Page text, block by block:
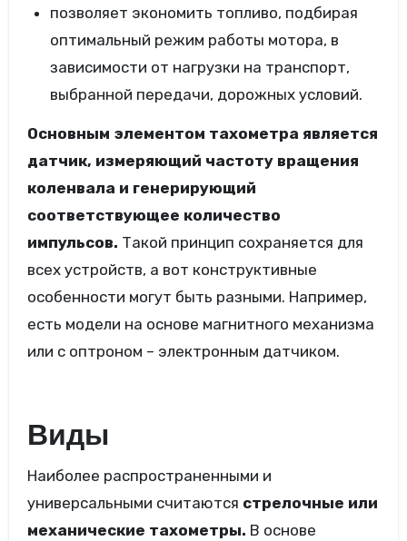
позволяет экономить топливо, подбирая
оптимальный режим работы мотора, в
зависимости от нагрузки на транспорт,
выбранной передачи, дорожных условий.
Основным элементом тахометра является
датчик, измеряющий частоту вращения
коленвала и генерирующий
соответствующее количество
импульсов. Такой принцип сохраняется для
всех устройств, а вот конструктивные
особенности могут быть разными. Например,
есть модели на основе магнитного механизма
или с оптроном – электронным датчиком.
Виды
Наиболее распространенными и
универсальными считаются стрелочные или
механические тахометры. В основе